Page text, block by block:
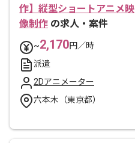
作】縦型ショートアニメ映
像制作 の求人・案件
~2,170円／時
派遣
2Dアニメーター
六本木（東京都）